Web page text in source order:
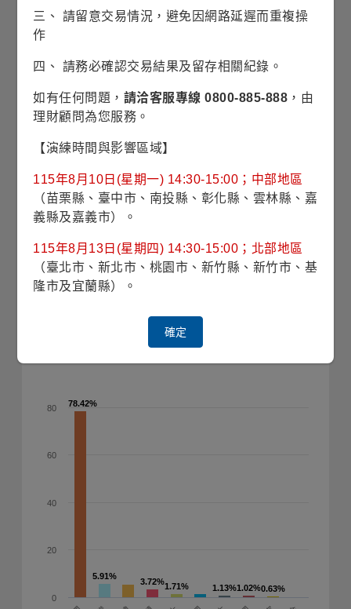
7.39%
7.39%
2.18%
2.18%
0.27%
0.27%
半導體
半導體材料及設備系統軟體
科技硬體,儲存及週邊
互動式媒體及服務網路服務和基礎設施 現金及約當現金
0
10
30
40
(2026/06/30)
78.42%
78.42%
5.91%
5.91%
3.72%
3.72%1.71%
1.71% 1.13%
1.13%1.02%
1.02%0.63%
0.63%
0
20
40
60
80
三、 請留意交易情況，避免因網路延遲而重複操
作
四、 請務必確認交易結果及留存相關紀錄。
如有任何問題， 請洽客服專線 0800-885-888 ，由
理財顧問為您服務。
【演練時間與影響區域】
115年8月10日(星期一) 14:30-15:00；中部地區
（苗栗縣、臺中市、南投縣、彰化縣、雲林縣、嘉
義縣及嘉義市）。
115年8月13日(星期四) 14:30-15:00；北部地區
（臺北市、新北市、桃園市、新竹縣、新竹市、基
隆市及宜蘭縣）。
確定